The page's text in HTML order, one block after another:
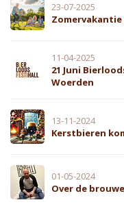
23-07-2025
11-04-2025
21 Juni
Woerden
13-11-2024
Kerstbieren
01-05-2024
Over de